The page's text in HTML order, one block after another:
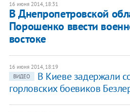
16 июня 2014, 18:31
В Днепропетровской
Порошенко ввести
востоке
16 июня 2014, 18:19
ВИДЕО
В Киеве задержали
горловских боевиков